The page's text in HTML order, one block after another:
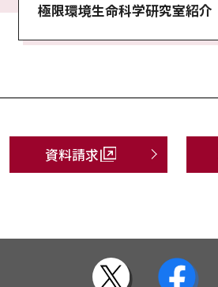
極限環境生命科学研究室紹介
資料請求